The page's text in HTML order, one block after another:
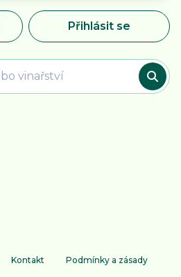
Přihlásit se
Kontakt Podmínky a zásady